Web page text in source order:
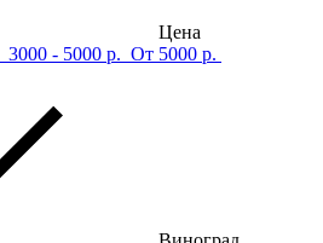
Цена
3000 - 5000 р. От 5000 р.